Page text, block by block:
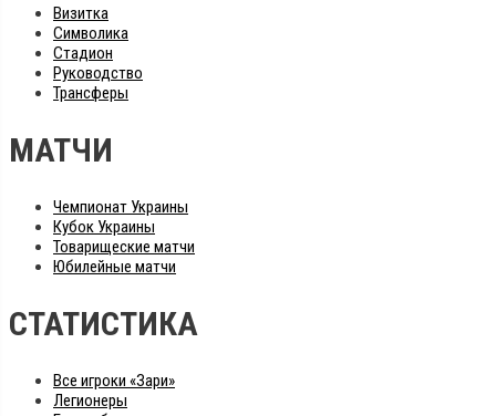
Визитка
Символика
Стадион
Руководство
Трансферы
МАТЧИ
Чемпионат Украины
Кубок Украины
Товарищеские матчи
Юбилейные матчи
СТАТИСТИКА
Все игроки «Зари»
Легионеры